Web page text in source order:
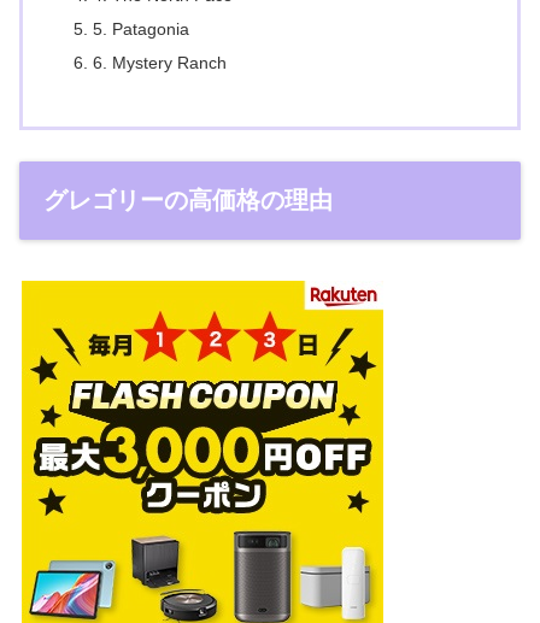
5. Patagonia
6. Mystery Ranch
グレゴリーの高価格の理由